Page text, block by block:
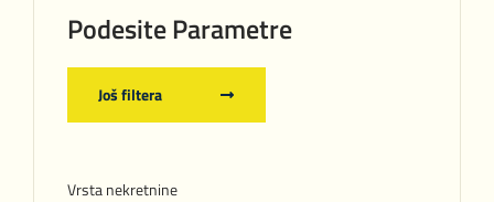
Podesite Parametre
Još filtera
Vrsta nekretnine